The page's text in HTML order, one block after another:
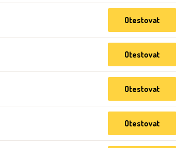
Otestovat
Otestovat
Otestovat
Otestovat